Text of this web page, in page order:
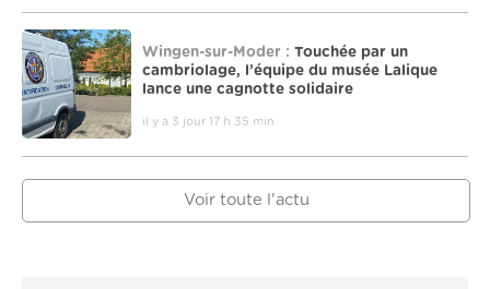
Wingen-sur-Moder : Touchée par un
cambriolage, l’équipe du musée Lalique
lance une cagnotte solidaire
il y a 3 jour 17 h 35 min
Voir toute l'actu